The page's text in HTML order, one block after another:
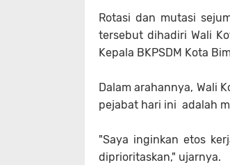
Rotasi dan mutasi
tersebut dihadiri Wali
Kepala BKPSDM Kota
Dalam arahannya, Wali
pejabat hari ini adalah
"Saya inginkan etos
diprioritaskan," ujarnya.